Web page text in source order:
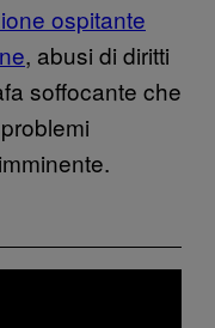
ospitante
, abusi di diritti
soffocante che